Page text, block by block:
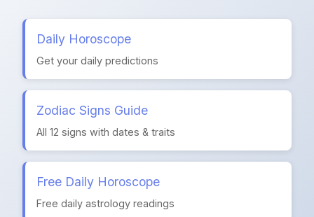
Daily Horoscope
Get your daily predictions
Zodiac Signs Guide
All 12 signs with dates & traits
Free Daily Horoscope
Free daily astrology readings